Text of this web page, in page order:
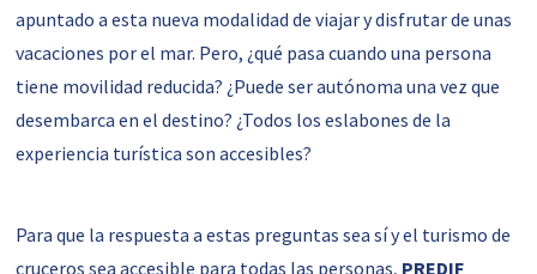
apuntado a esta nueva modalidad de viajar y disfrutar de unas
vacaciones por el mar. Pero, ¿qué pasa cuando una persona
tiene movilidad reducida? ¿Puede ser autónoma una vez que
desembarca en el destino? ¿Todos los eslabones de la
experiencia turística son accesibles?
Para que la respuesta a estas preguntas sea sí y el turismo de
cruceros sea accesible para todas las personas, PREDIF